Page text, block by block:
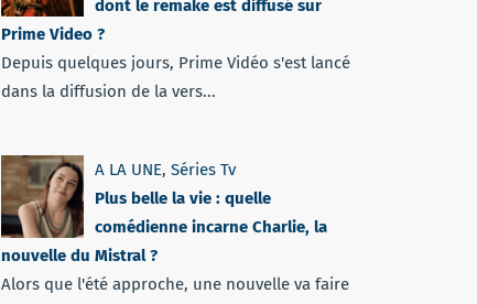
dont le remake est diffusé sur
Prime Video ?
Depuis quelques jours, Prime Vidéo s'est lancé
dans la diffusion de la vers...
A LA UNE, Séries Tv
Plus belle la vie : quelle
comédienne incarne Charlie, la
nouvelle du Mistral ?
Alors que l'été approche, une nouvelle va faire